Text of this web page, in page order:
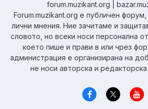
forum.muzikant.org |
Forum.muzikant.org е публичен
лични мнения. Ние зачитаме и
словото, но всеки носи персонална
което пише и прави в или чрез
администрация е организирана на
не носи авторска и